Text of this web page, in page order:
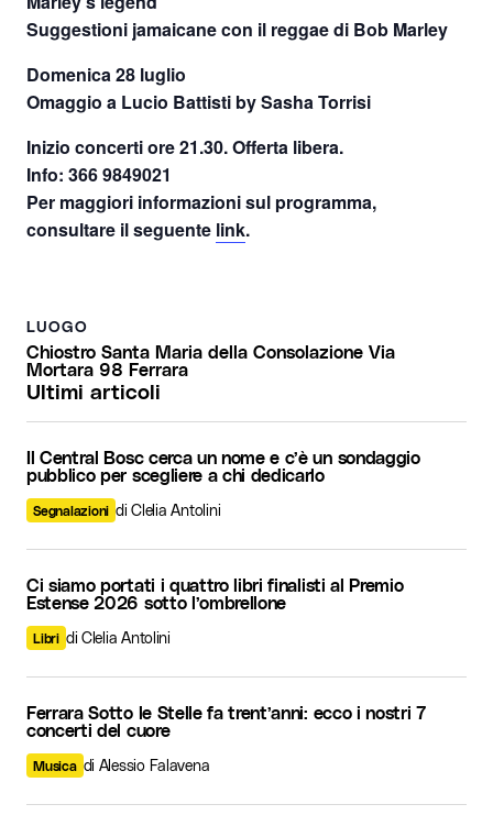
Suggestioni jamaicane con il reggae di Bob Marley
Domenica 28 luglio
Omaggio a Lucio Battisti by Sasha Torrisi
Inizio concerti ore 21.30. Offerta libera.
Info: 366 9849021
Per maggiori informazioni sul programma,
consultare il seguente link.
LUOGO
Chiostro Santa Maria della Consolazione Via
Mortara 98 Ferrara
Ultimi articoli
Il Central Bosc cerca un nome e c’è un sondaggio
pubblico per scegliere a chi dedicarlo
Segnalazioni di Clelia Antolini
Ci siamo portati i quattro libri finalisti al Premio
Estense 2026 sotto l’ombrellone
Libri di Clelia Antolini
Ferrara Sotto le Stelle fa trent’anni: ecco i nostri 7
concerti del cuore
Musica di Alessio Falavena